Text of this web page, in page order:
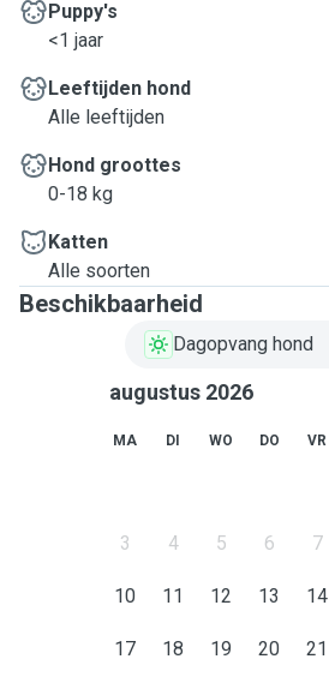
Puppy's
<1 jaar
Leeftijden hond
Alle leeftijden
Hond groottes
0-18 kg
Katten
Alle soorten
Beschikbaarheid
Dagopvang hond
augustus 2026
MA DI WO DO VR
3 4 5 6 7
10 11 12 13 14
17 18 19 20 21